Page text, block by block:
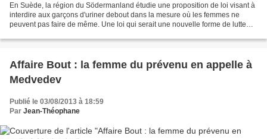
En Suède, la région du Södermanland étudie une proposition de loi visant à
interdire aux garçons d'uriner debout dans la mesure où les femmes ne
peuvent pas faire de même. Une loi qui serait une nouvelle forme de lutte
Affaire Bout : la femme du prévenu en appelle à
Medvedev
Publié le 03/08/2013 à 18:59
Par Jean-Théophane